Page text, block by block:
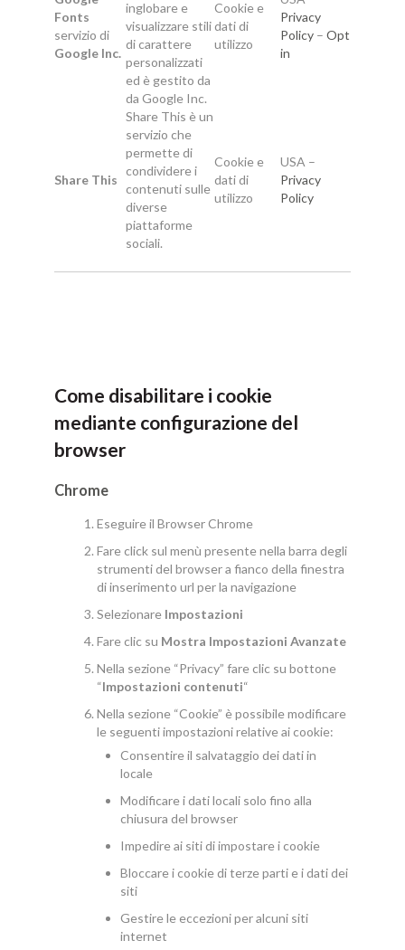
Fonts
servizio di
Google Inc.
inglobare e
visualizzare stili
di carattere
personalizzati
ed è gestito da
da Google Inc.
Cookie e
dati di
utilizzo
Privacy
Policy– Opt
in
Share This
Share This è un
servizio che
permette di
condividere i
contenuti sulle
diverse
piattaforme
sociali.
Cookie e
dati di
utilizzo
USA –
Privacy
Policy
Come disabilitare i cookie
mediante configurazione del
browser
Chrome
Eseguire il Browser Chrome
Fare click sul menù presente nella barra degli
strumenti del browser a fianco della finestra
di inserimento url per la navigazione
Selezionare Impostazioni
Fare clic su Mostra Impostazioni Avanzate
Nella sezione “Privacy” fare clic su bottone
“Impostazioni contenuti“
Nella sezione “Cookie” è possibile modificare
le seguenti impostazioni relative ai cookie:
Consentire il salvataggio dei dati in
locale
Modificare i dati locali solo fino alla
chiusura del browser
Impedire ai siti di impostare i cookie
Bloccare i cookie di terze parti e i dati dei
siti
Gestire le eccezioni per alcuni siti
internet